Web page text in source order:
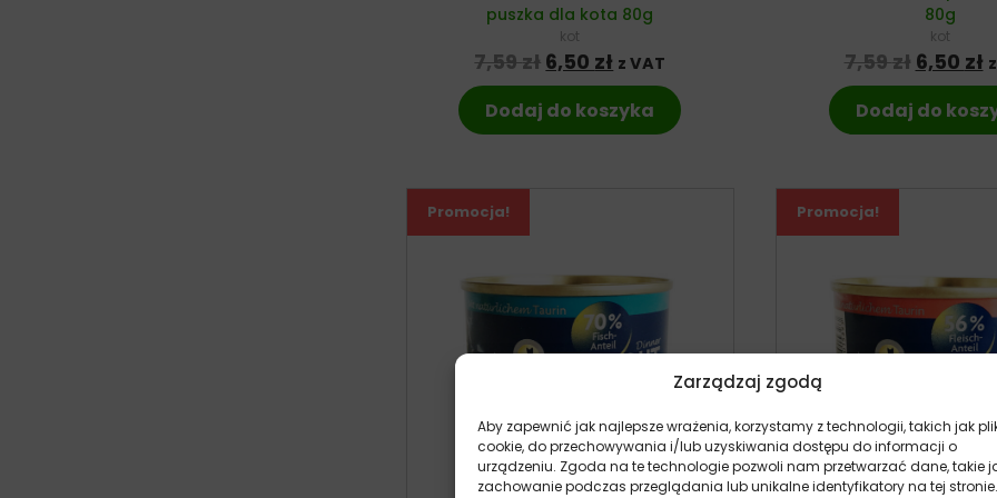
Zarządzaj zgodą
Aby zapewnić jak najlepsze wrażenia, korzystamy z technologii, takich jak
cookie, do przechowywania i/lub uzyskiwania dostępu do informacji o
urządzeniu. Zgoda na te technologie pozwoli nam przetwarzać dane, takie
zachowanie podczas przeglądania lub unikalne identyfikatory na tej stronie.
puszka dla kota 80g
kot
7,59zł Pierwotna cena wynosiła: 7,59 zł.
6,50 zł Aktualna cena wynosi: 6,50 zł.
z VAT
Dodaj do koszyka
80g
kot
7,59zł 6,50 zł
Dodaj do
Promocja! Promocja!